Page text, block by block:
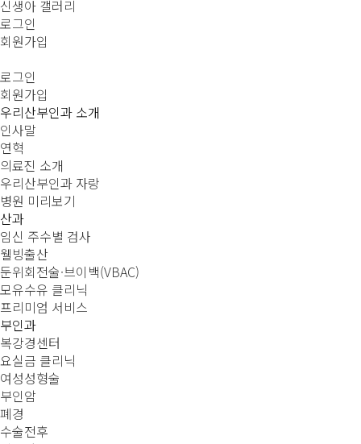
신생아 갤러리
로그인
회원가입
로그인
회원가입
우리산부인과 소개
인사말
연혁
의료진 소개
우리산부인과 자랑
병원 미리보기
산과
임신 주수별 검사
웰빙출산
둔위회전술·브이백(VBAC)
모유수유 클리닉
프리미엄 서비스
부인과
복강경센터
요실금 클리닉
여성성형술
부인암
폐경
수술전후